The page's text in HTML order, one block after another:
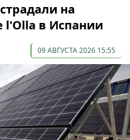
на
l'Olla в Испании
09 АВГУСТА 2026 15:55